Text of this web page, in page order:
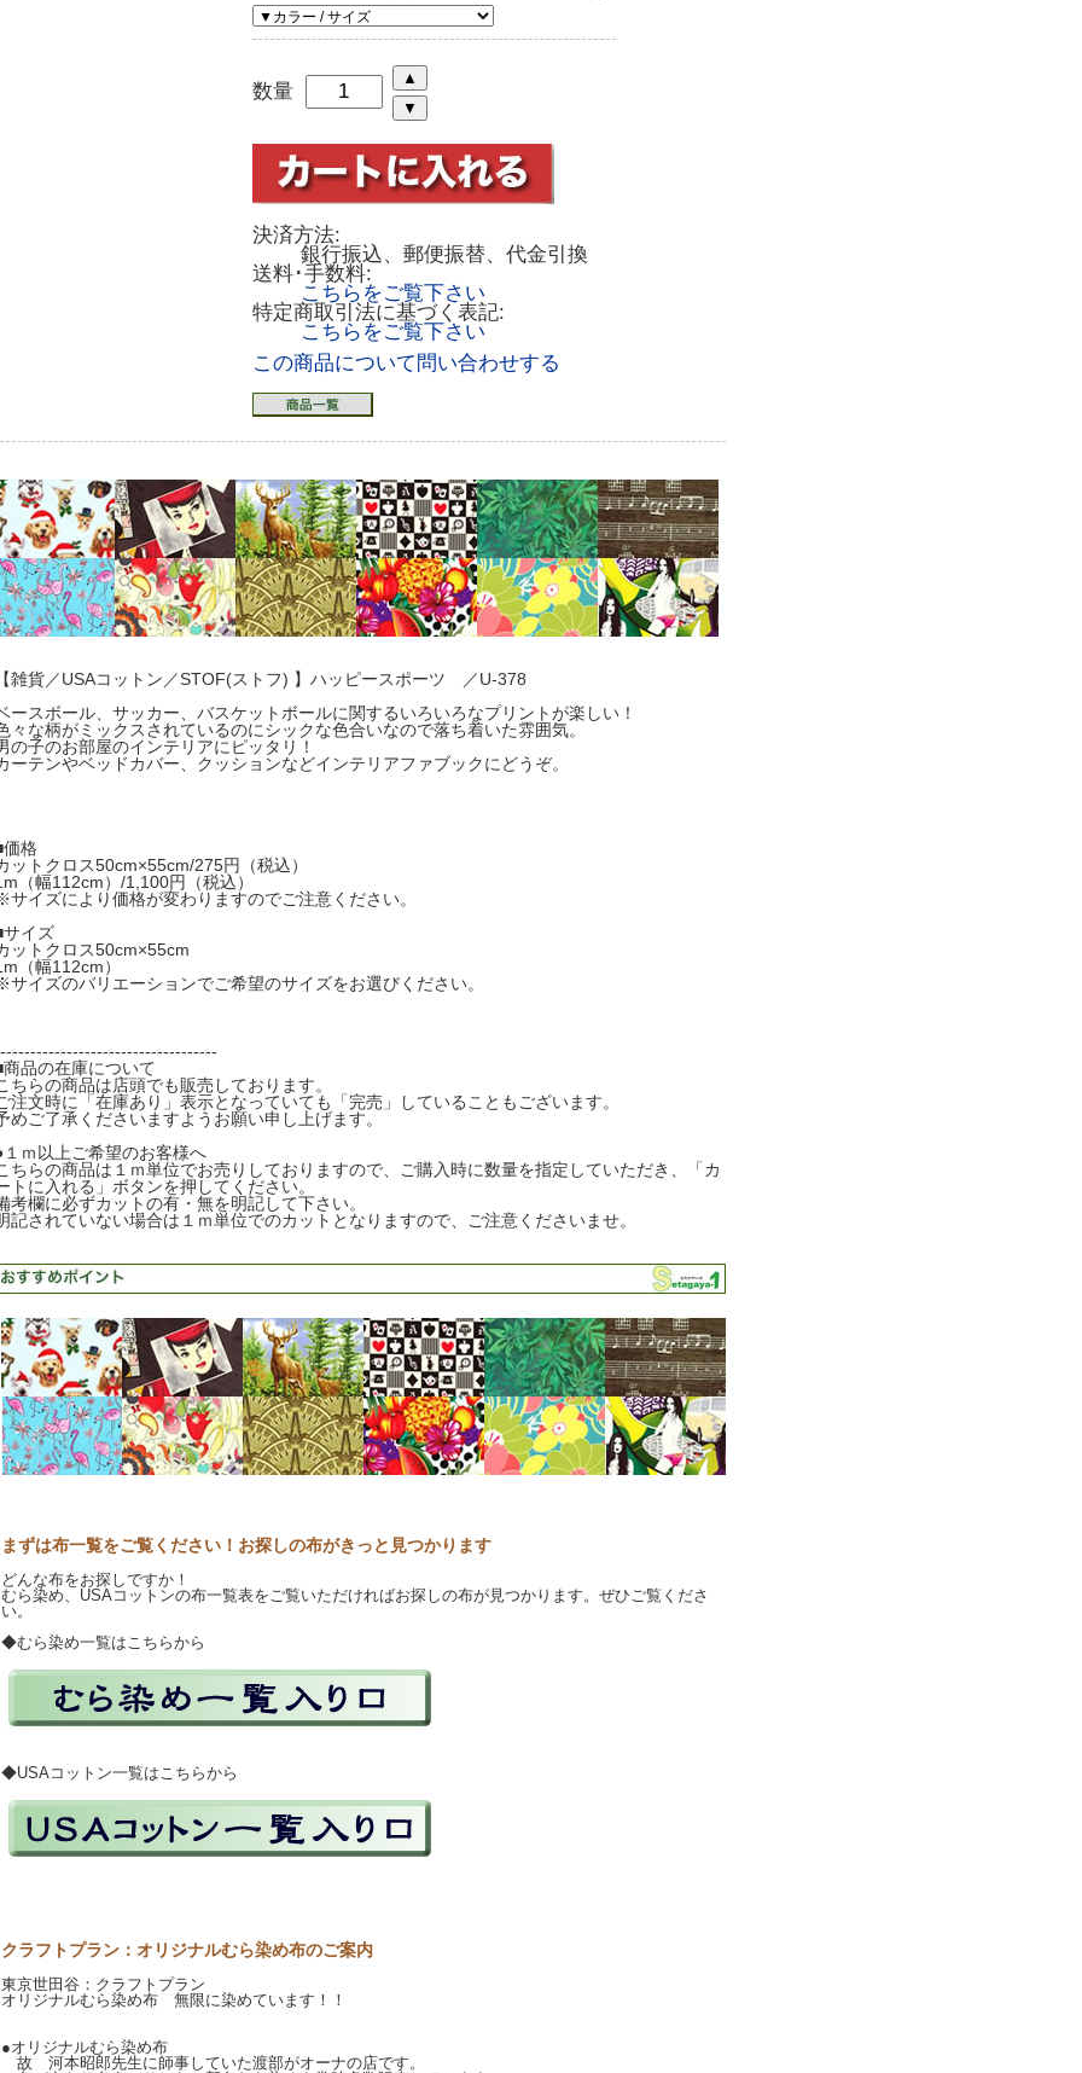
数量
決済方法:
銀行振込、郵便振替、代金引換
送料･手数料:
こちらをご覧下さい
特定商取引法に基づく表記:
こちらをご覧下さい
この商品について問い合わせする
雑貨／USAコットン／STOF(ストフ) 】ハッピースポーツ ／U-378
ースボール、サッカー、バスケットボールに関するいろいろなプリントが楽しい！
々な柄がミックスされているのにシックな色合いなので落ち着いた雰囲気。
の子のお部屋のインテリアにピッタリ！
ーテンやベッドカバー、クッションなどインテリアファブックにどうぞ。
格
ットクロス50cm×55cm/275円（税込）
（幅112cm）/1,100円（税込）
イズにより価格が変わりますのでご注意ください。
イズ
ットクロス50cm×55cm
（幅112cm）
イズのバリエーションでご希望のサイズをお選びください。
品の在庫について
ちらの商品は店頭でも販売しております。
注文時に「在庫あり」表示となっていても「完売」していることもございます。
めご了承くださいますようお願い申し上げます。
ｍ以上ご希望のお客様へ
ちらの商品は１ｍ単位でお売りしておりますので、ご購入時に数量を指定していただき、「カ
トに入れる」ボタンを押してください。
考欄に必ずカットの有・無を明記して下さい。
記されていない場合は１ｍ単位でのカットとなりますので、ご注意くださいませ。
まずは布一覧をご覧ください！お探しの布がきっと見つかります
どんな布をお探しですか！
むら染め、USAコットンの布一覧表をご覧いただければお探しの布が見つかります。ぜひご覧くださ
い。
◆むら染め一覧はこちらから
◆USAコットン一覧はこちらから
クラフトプラン：オリジナルむら染め布のご案内
東京世田谷：クラフトプラン
オリジナルむら染め布 無限に染めています！！
●オリジナルむら染め布
故 河本昭郎先生に師事していた渡部がオーナの店です。